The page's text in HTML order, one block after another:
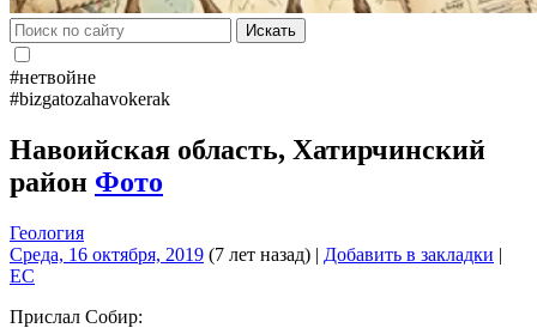
Искать
#нетвойне
#bizgatozahavokerak
Навоийская область, Хатирчинский
район Фото
Геология
Среда, 16 октября, 2019 (7 лет назад) | Добавить в закладки |
EC
Прислал Собир: